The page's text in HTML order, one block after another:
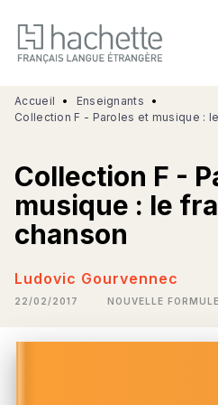
MENU RECHERCHE
PIED DE PAGE
Accueil • Enseignants
•
Collection F - Paroles et musique :
Collection F -
musique : le
chanson
Ludovic Gourvennec
22/02/2017 NOUVELLE FORMULE